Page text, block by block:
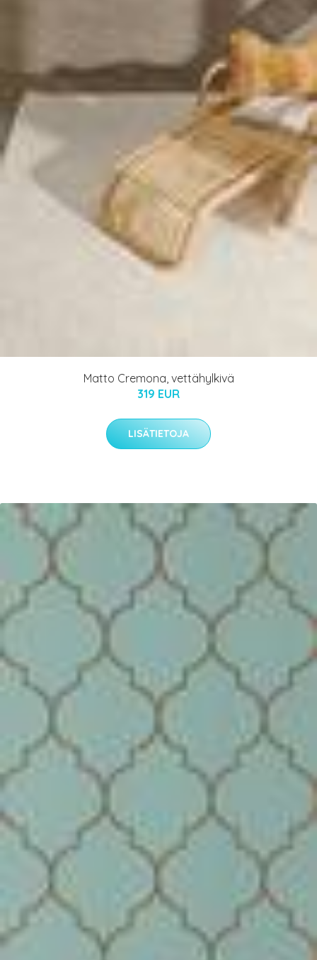
Matto Cremona, vettähylkivä
319 EUR
LISÄTIETOJA